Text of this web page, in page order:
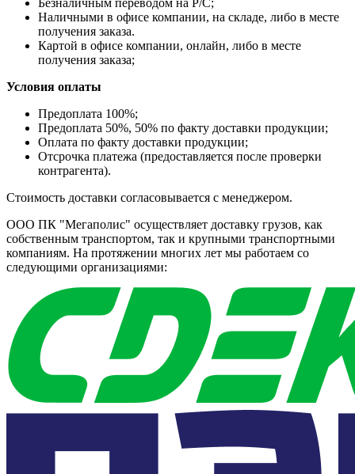
Наличными в офисе компании, на складе, либо в месте
получения заказа.
Картой в офисе компании, онлайн, либо в месте
получения заказа;
Условия оплаты
Предоплата 100%;
Предоплата 50%, 50% по факту доставки продукции;
Оплата по факту доставки продукции;
Отсрочка платежа (предоставляется после проверки
контрагента).
Стоимость доставки согласовывается с менеджером.
ООО ПК "Мегаполис" осуществляет доставку грузов, как
собственным транспортом, так и крупными транспортными
компаниям. На протяжении многих лет мы работаем со
следующими организациями: